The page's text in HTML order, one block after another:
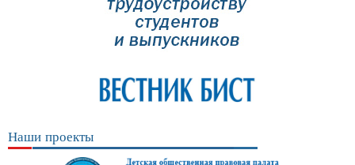
Наши проекты